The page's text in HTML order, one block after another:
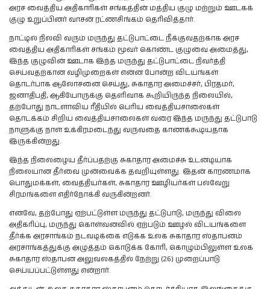
அரச வைத்திய அதிகாரிகள் சங்கத்தின் மத்திய குழு மற்றும் ஊடகக்
குழு உறுப்பினர் வாசன் ரட்ணசிங்கம் தெரிவித்தார்.
நாட்டில் நிலவி வரும் மருந்து தட்டுபாட்டை நீக்குவதற்காக அரச
வைத்திய அதிகாரிகள் சங்கம் மூவர் கொண்ட குழுவை அமைத்து,
இந்த குழுவின் ஊடாக இந்த மருந்து தட்டுபாட்டை நிவர்த்தி
செய்வதற்கான வழிமுறைகள் என்ன போன்ற விடயங்கள்
தொடர்பாக ஆலோசனை செய்து, சுகாதார அமைச்சர், பிரதமர்,
ஜனாதிபதி, ஆகியோருக்கு தெளிவாக கூறியிருந்த நிலையில்,
தற்போது நாடளாவிய ரீதியில் பெரிய வைத்தியசாலைகள்
தொடக்கம் சிறிய வைத்தியசாலைகள் வரை இந்த மருந்து தட்டுபாடு
நாளுக்கு நாள் உக்கிரமடைந்து வருவதை காணக்கூடியதாக
இருக்கின்றது.
இந்த நிலைழைய தீர்ப்பதற்கு சுகாதார அமைச்சு உடனடியாக
நிலையான தீர்வை முன்வைக்க தவறியுள்ளது. இதன் காரணமாக
பொதுமக்கள், வைத்தியர்கள், சுகாதார ஊழியர்கள் பல்வேறு
சிரமங்களை எதிர்நோக்கி வருகின்றனர்.
எனவே, தற்போது ஏற்பட்டுள்ள மருந்து தட்டுபாடு, மருந்து விலை
அதிகரிப்பு, மருந்து கொள்வனவில் ஏற்படும் ஊழல் விடயங்களை
தீர்க்க அரசாங்கம் நடவடிக்கை எடுக்க உலக சுகாதார ஸ்தாபனம்
அரசாங்கத்துக்கு அழுத்தம் கொடுக்க கோரி, கொழும்பிலுள்ள உலக
சுகாதார ஸ்தாபன அலுவலகத்தில் ​நேற்று (26) முறைப்பாடு
செய்யப்பட்டுள்ளது என்றார்.